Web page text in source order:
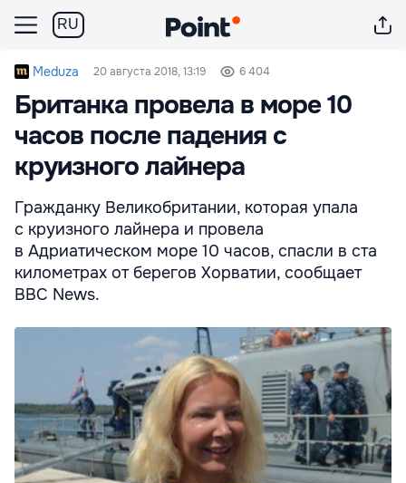
RU
Meduza 20 августа 2018, 13:19 6 404
Британка провела в море 10
часов после падения с
круизного лайнера
Гражданку Великобритании, которая упала
с круизного лайнера и провела
в Адриатическом море 10 часов, спасли в ста
километрах от берегов Хорватии, сообщает
BBC News.